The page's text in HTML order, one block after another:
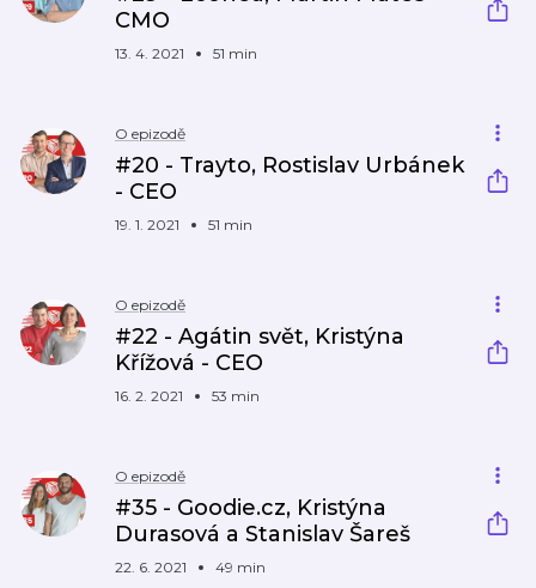
CMO
13. 4. 2021 51 min
O epizodě
#20 - Trayto, Rostislav Urbánek
- CEO
19. 1. 2021 51 min
O epizodě
#22 - Agátin svět, Kristýna
Křížová - CEO
16. 2. 2021 53 min
O epizodě
#35 - Goodie.cz, Kristýna
Durasová a Stanislav Šareš
22. 6. 2021 49 min